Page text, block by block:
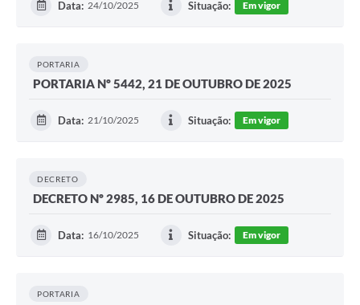
Data: 24/10/2025 Situação: Em vigor
PORTARIA
PORTARIA Nº 5442, 21 DE OUTUBRO DE 2025
Data: 21/10/2025 Situação: Em vigor
DECRETO
DECRETO Nº 2985, 16 DE OUTUBRO DE 2025
Data: 16/10/2025 Situação: Em vigor
PORTARIA